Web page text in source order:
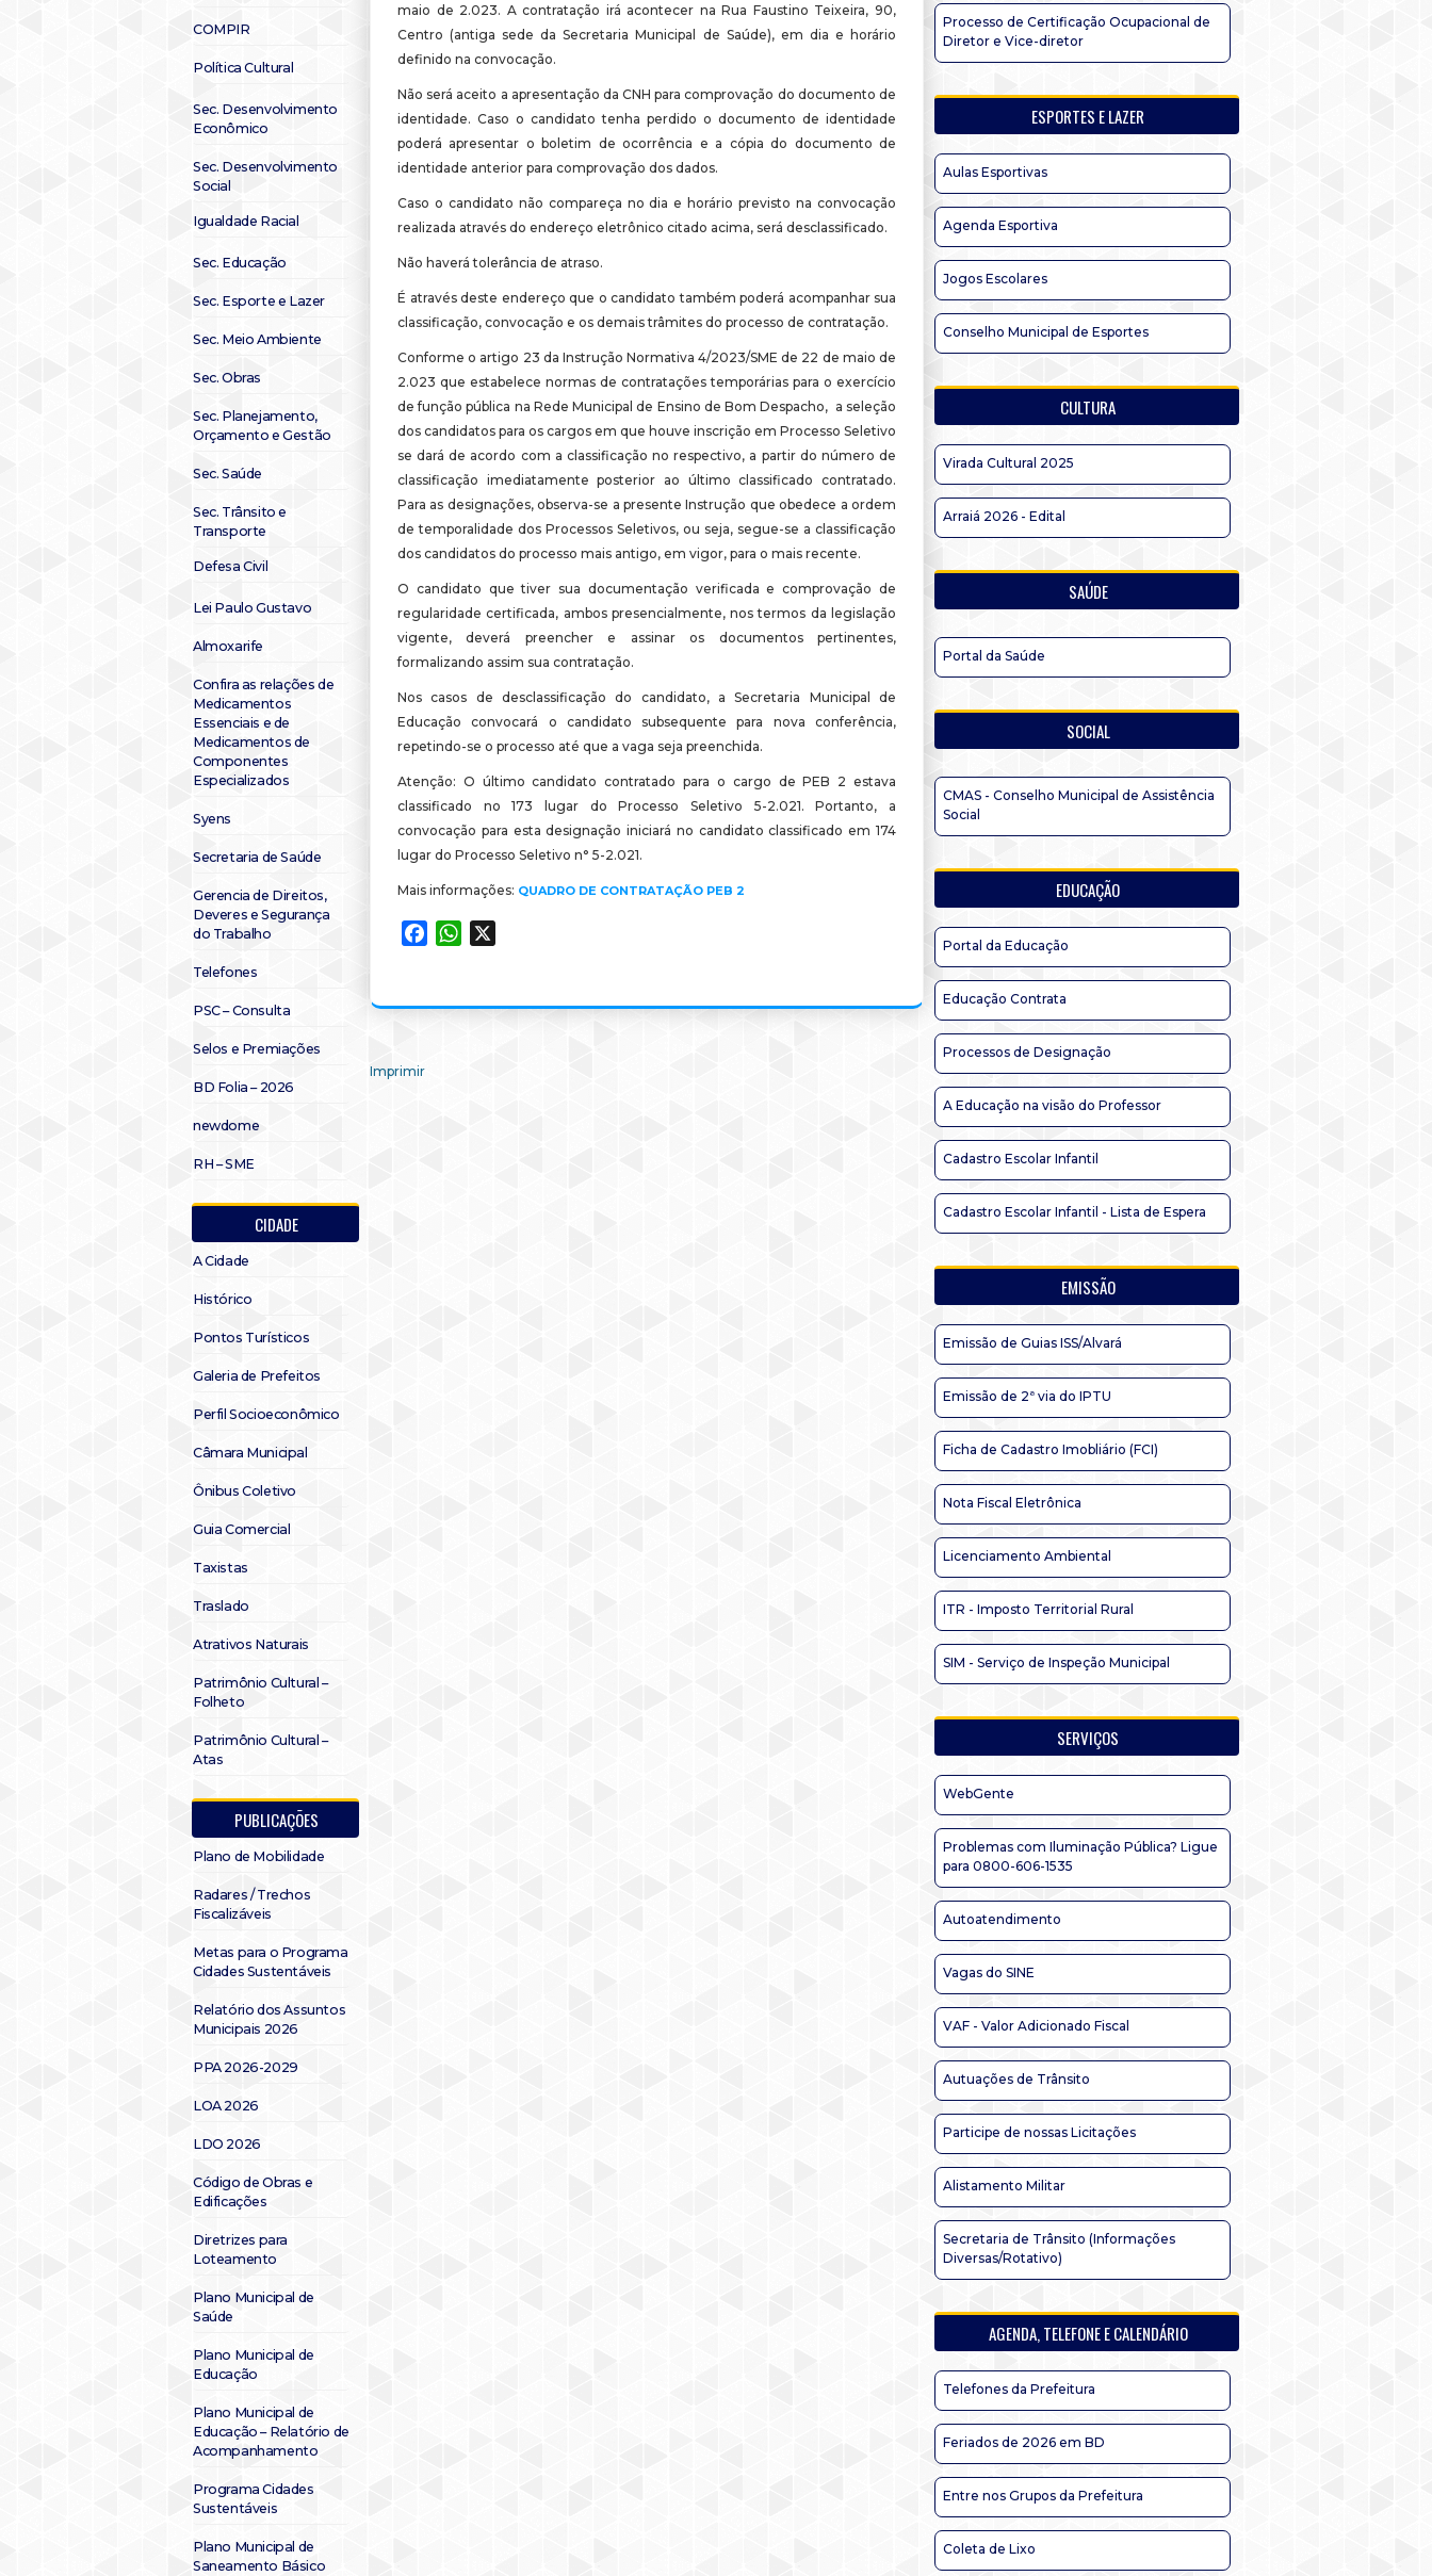
COMPIR
Política Cultural
Sec. Desenvolvimento
Econômico
Sec. Desenvolvimento
Social
Igualdade Racial
Sec. Educação
Sec. Esporte e Lazer
Sec. Meio Ambiente
Sec. Obras
Sec. Planejamento,
Orçamento e Gestão
Sec. Saúde
Sec. Trânsito e
Transporte
Defesa Civil
Lei Paulo Gustavo
Almoxarife
Confira as relações de
Medicamentos
Essenciais e de
Medicamentos de
Componentes
Especializados
Syens
Secretaria de Saúde
Gerencia de Direitos,
Deveres e Segurança
do Trabalho
Telefones
PSC – Consulta
Selos e Premiações
BD Folia – 2026
newdome
RH – SME
CIDADE
A Cidade
Histórico
Pontos Turísticos
Galeria de Prefeitos
Perfil Socioeconômico
Câmara Municipal
Ônibus Coletivo
Guia Comercial
Taxistas
Traslado
Atrativos Naturais
Patrimônio Cultural –
Folheto
Patrimônio Cultural –
Atas
PUBLICAÇÕES
Plano de Mobilidade
Radares / Trechos
Fiscalizáveis
Metas para o Programa
Cidades Sustentáveis
Relatório dos Assuntos
Municipais 2026
PPA 2026-2029
LOA 2026
LDO 2026
Código de Obras e
Edificações
Diretrizes para
Loteamento
Plano Municipal de
Saúde
Plano Municipal de
Educação
Plano Municipal de
Educação – Relatório de
Acompanhamento
Programa Cidades
Sustentáveis
Plano Municipal de
Saneamento Básico
maio de 2.023. A contratação irá acontecer na Rua Faustino Teixeira, 90,
Centro (antiga sede da Secretaria Municipal de Saúde), em dia e horário
definido na convocação.
Não será aceito a apresentação da CNH para comprovação do documento de
identidade. Caso o candidato tenha perdido o documento de identidade
poderá apresentar o boletim de ocorrência e a cópia do documento de
identidade anterior para comprovação dos dados.
Caso o candidato não compareça no dia e horário previsto na convocação
realizada através do endereço eletrônico citado acima, será desclassificado.
Não haverá tolerância de atraso.
É através deste endereço que o candidato também poderá acompanhar sua
classificação, convocação e os demais trâmites do processo de contratação.
Conforme o artigo 23 da Instrução Normativa 4/2023/SME de 22 de maio de
2.023 que estabelece normas de contratações temporárias para o exercício
de função pública na Rede Municipal de Ensino de Bom Despacho, a seleção
dos candidatos para os cargos em que houve inscrição em Processo Seletivo
se dará de acordo com a classificação no respectivo, a partir do número de
classificação imediatamente posterior ao último classificado contratado.
Para as designações, observa-se a presente Instrução que obedece a ordem
de temporalidade dos Processos Seletivos, ou seja, segue-se a classificação
dos candidatos do processo mais antigo, em vigor, para o mais recente.
O candidato que tiver sua documentação verificada e comprovação de
regularidade certificada, ambos presencialmente, nos termos da legislação
vigente, deverá preencher e assinar os documentos pertinentes,
formalizando assim sua contratação.
Nos casos de desclassificação do candidato, a Secretaria Municipal de
Educação convocará o candidato subsequente para nova conferência,
repetindo-se o processo até que a vaga seja preenchida.
Atenção: O último candidato contratado para o cargo de PEB 2 estava
classificado no 173 lugar do Processo Seletivo 5-2.021. Portanto, a
convocação para esta designação iniciará no candidato classificado em 174
lugar do Processo Seletivo n° 5-2.021.
Mais informações: QUADRO DE CONTRATAÇÃO PEB 2
FacebookWhatsApp
Imprimir
Processo de Certificação Ocupacional de
Diretor e Vice-diretor
ESPORTES E LAZER
Aulas Esportivas
Agenda Esportiva
Jogos Escolares
Conselho Municipal de Esportes
CULTURA
Virada Cultural 2025
Arraiá 2026 - Edital
SAÚDE
Portal da Saúde
SOCIAL
CMAS - Conselho Municipal de Assistência
Social
EDUCAÇÃO
Portal da Educação
Educação Contrata
Processos de Designação
A Educação na visão do Professor
Cadastro Escolar Infantil
Cadastro Escolar Infantil - Lista de Espera
EMISSÃO
Emissão de Guias ISS/Alvará
Emissão de 2ª via do IPTU
Ficha de Cadastro Imobliário (FCI)
Nota Fiscal Eletrônica
Licenciamento Ambiental
ITR - Imposto Territorial Rural
SIM - Serviço de Inspeção Municipal
SERVIÇOS
WebGente
Problemas com Iluminação Pública? Ligue
para 0800-606-1535
Autoatendimento
Vagas do SINE
VAF - Valor Adicionado Fiscal
Autuações de Trânsito
Participe de nossas Licitações
Alistamento Militar
Secretaria de Trânsito (Informações
Diversas/Rotativo)
AGENDA, TELEFONE E CALENDÁRIO
Telefones da Prefeitura
Feriados de 2026 em BD
Entre nos Grupos da Prefeitura
Coleta de Lixo